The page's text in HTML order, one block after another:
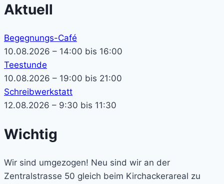
Aktuell
Begegnungs-Café
10.08.2026 – 14:00 bis 16:00
Teestunde
10.08.2026 – 19:00 bis 21:00
Schreibwerkstatt
12.08.2026 – 9:30 bis 11:30
Wichtig
Wir sind umgezogen! Neu sind wir an der
Zentralstrasse 50 gleich beim Kirchackerareal zu